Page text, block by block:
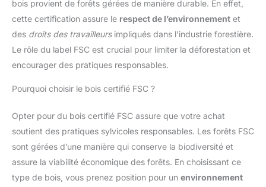
bois provient de forêts gérées de manière durable. En effet,
cette certification assure le respect de l’environnement et
des droits des travailleursimpliqués dans l’industrie forestière.
Le rôle du label FSC est crucial pour limiter la déforestation et
encourager des pratiques responsables.
Pourquoi choisir le bois certifié FSC ?
Opter pour du bois certifié FSC assure que votre achat
soutient des pratiques sylvicoles responsables. Les forêts FSC
sont gérées d’une manière qui conserve la biodiversité et
assure la viabilité économique des forêts. En choisissant ce
type de bois, vous prenez position pour un environnement